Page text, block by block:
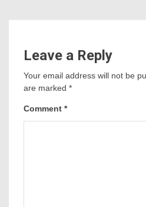
Leave a Reply
Your email address will not be
are marked *
Comment *